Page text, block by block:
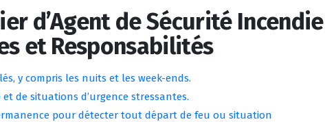
d’Agent de Sécurité Incendie
et Responsabilités
y compris les nuits et les week-ends.
de situations d’urgence stressantes.
pour détecter tout départ de feu ou situation